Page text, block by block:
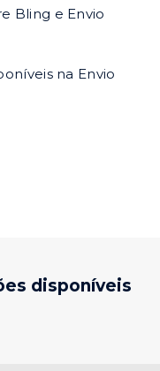
Bling e Envio
na Envio
disponíveis